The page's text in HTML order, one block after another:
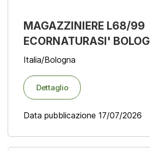
MAGAZZINIERE L68/99
ECORNATURASI'
Italia/Bologna
Dettaglio
Data pubblicazione 17/07/2026